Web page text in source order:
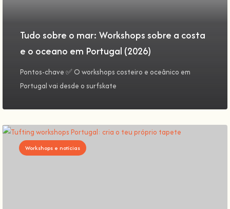
Tudo sobre o mar: Workshops sobre a costa
e o oceano em Portugal (2026)
Pontos-chave ✅ O workshops costeiro e oceânico em
Portugal vai desde o surfskate
Workshops e notícias